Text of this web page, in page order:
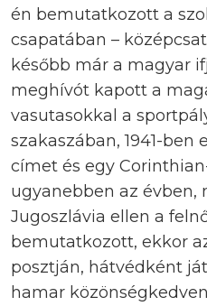
én bemutatkozott a
csapatában –
később már a magyar
meghívót kapott a
vasutasokkal a
szakaszában, 1941-ben
címet és egy
ugyanebben az évben,
Jugoszlávia ellen a
bemutatkozott, ekkor
posztján, hátvédként
hamar